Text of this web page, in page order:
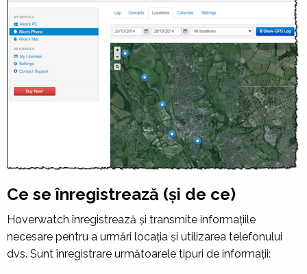
Ce se înregistrează (și de ce)
Hoverwatch înregistrează și transmite informațiile
necesare pentru a urmări locația și utilizarea telefonului
dvs. Sunt înregistrare următoarele tipuri de informații: